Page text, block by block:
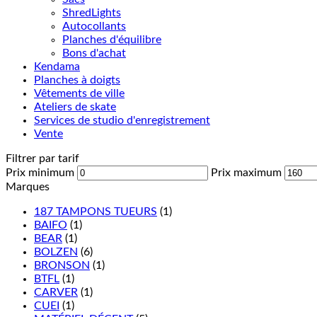
ShredLights
Autocollants
Planches d'équilibre
Bons d'achat
Kendama
Planches à doigts
Vêtements de ville
Ateliers de skate
Services de studio d'enregistrement
Vente
Filtrer par tarif
Prix minimum
Prix maximum
Marques
187 TAMPONS TUEURS (1)
BAIFO (1)
BEAR (1)
BOLZEN (6)
BRONSON (1)
BTFL (1)
CARVER (1)
CUEI (1)